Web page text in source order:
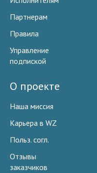
Партнерам
Правила
Управление
подпиской
О проекте
Наша миссия
Карьера в WZ
Польз. согл.
Отзывы
заказчиков